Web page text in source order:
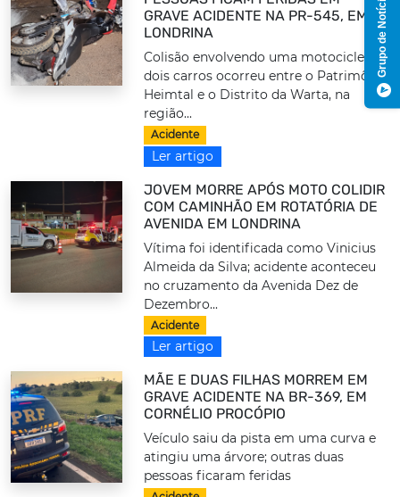
GRAVE ACIDENTE NA PR-545, EM
LONDRINA
Colisão envolvendo uma motocicleta e
dois carros ocorreu entre o Patrimônio
Heimtal e o Distrito da Warta, na
região...
Acidente
Ler artigo
JOVEM MORRE APÓS MOTO COLIDIR
COM CAMINHÃO EM ROTATÓRIA DE
AVENIDA EM LONDRINA
Vítima foi identificada como Vinicius
Almeida da Silva; acidente aconteceu
no cruzamento da Avenida Dez de
Dezembro...
Acidente
Ler artigo
MÃE E DUAS FILHAS MORREM EM
GRAVE ACIDENTE NA BR-369, EM
CORNÉLIO PROCÓPIO
Veículo saiu da pista em uma curva e
atingiu uma árvore; outras duas
pessoas ficaram feridas
Grupo de Notícias